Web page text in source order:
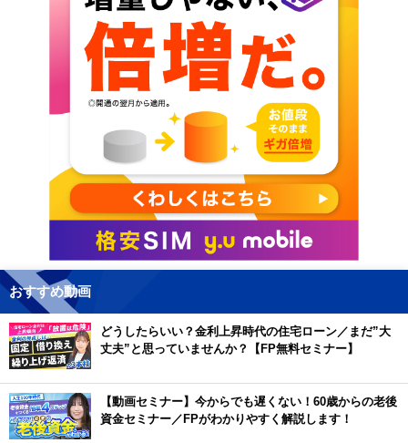
おすすめ動画
どうしたらいい？金利上昇時代の住宅ローン／まだ”大
丈夫”と思っていませんか？【FP無料セミナー】
【動画セミナー】今からでも遅くない！60歳からの老後
資金セミナー／FPがわかりやすく解説します！